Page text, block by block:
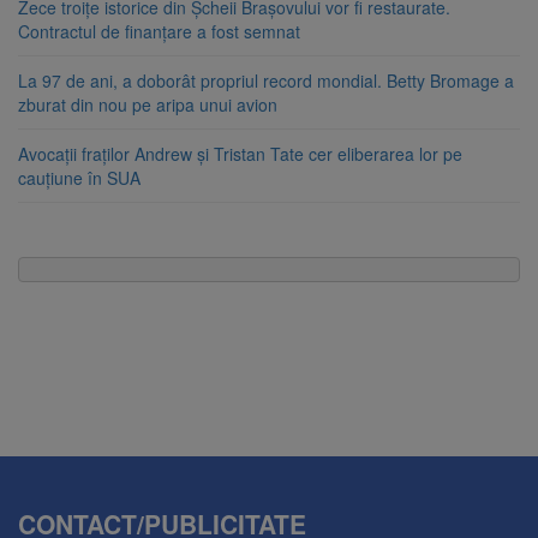
Zece troițe istorice din Șcheii Brașovului vor fi restaurate.
Contractul de finanțare a fost semnat
La 97 de ani, a doborât propriul record mondial. Betty Bromage a
zburat din nou pe aripa unui avion
Avocații fraților Andrew și Tristan Tate cer eliberarea lor pe
cauțiune în SUA
CONTACT/PUBLICITATE